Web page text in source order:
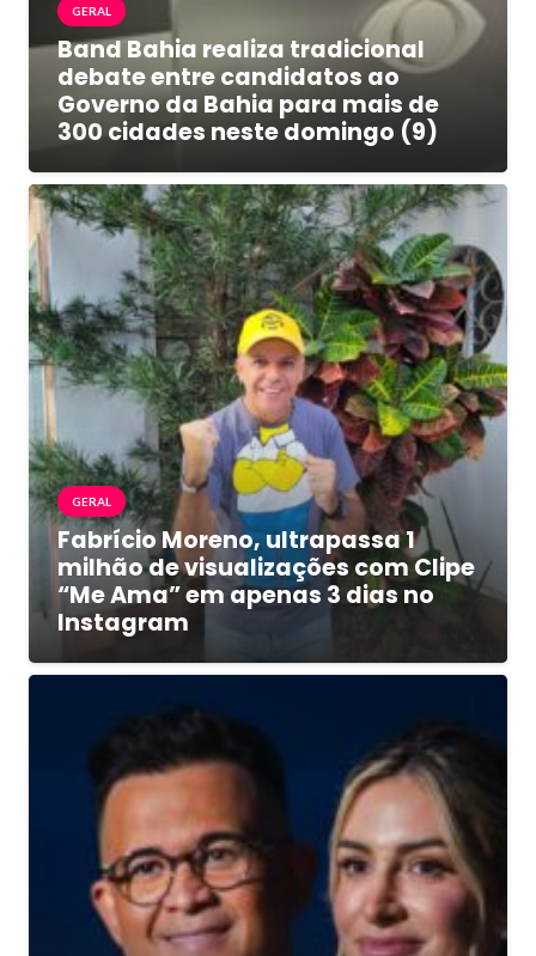
GERAL
Band Bahia realiza tradicional
debate entre candidatos ao
Governo da Bahia para mais de
300 cidades neste domingo (9)
GERAL
Fabrício Moreno, ultrapassa 1
milhão de visualizações com Clipe
“Me Ama” em apenas 3 dias no
Instagram